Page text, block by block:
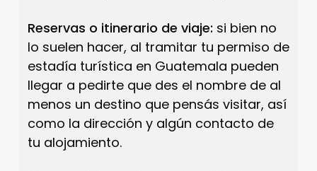
Reservas o itinerario de viaje: si bien no
lo suelen hacer, al tramitar tu permiso de
estadía turística en Guatemala pueden
llegar a pedirte que des el nombre de al
menos un destino que pensás visitar, así
como la dirección y algún contacto de
tu alojamiento.